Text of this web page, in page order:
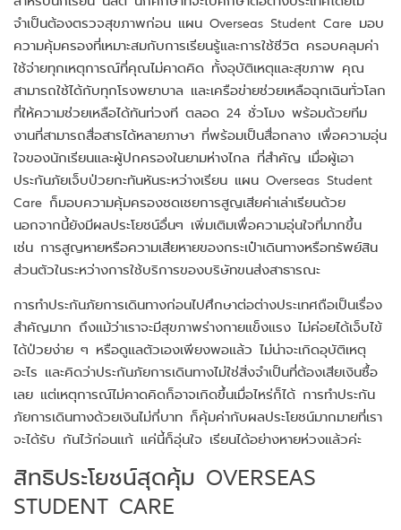
จำเป็นต้องตรวจสุขภาพก่อน แผน Overseas Student Care มอบ
ความคุ้มครองที่เหมาะสมกับการเรียนรู้และการใช้ชีวิต ครอบคลุมค่า
ใช้จ่ายทุกเหตุการณ์ที่คุณไม่คาดคิด ทั้งอุบัติเหตุและสุขภาพ คุณ
สามารถใช้ได้กับทุกโรงพยาบาล และเครือข่ายช่วยเหลือฉุกเฉินทั่วโลก
ที่ให้ความช่วยเหลือได้ทันท่วงที ตลอด 24 ชั่วโมง พร้อมด้วยทีม
งานที่สามารถสื่อสารได้หลายภาษา ที่พร้อมเป็นสื่อกลาง เพื่อความอุ่น
ใจของนักเรียนและผู้ปกครองในยามห่างไกล ที่สำคัญ เมื่อผู้เอา
ประกันภัยเจ็บป่วยกะทันหันระหว่างเรียน แผน Overseas Student
Care ก็มอบความคุ้มครองชดเชยการสูญเสียค่าเล่าเรียนด้วย
นอกจากนี้ยังมีผลประโยชน์อื่นๆ เพิ่มเติมเพื่อความอุ่นใจที่มากขึ้น
เช่น การสูญหายหรือความเสียหายของกระเป๋าเดินทางหรือทรัพย์สิน
ส่วนตัวในระหว่างการใช้บริการของบริษัทขนส่งสาธารณะ
การทำประกันภัยการเดินทางก่อนไปศึกษาต่อต่างประเทศถือเป็นเรื่อง
สำคัญมาก ถึงแม้ว่าเราจะมีสุขภาพร่างกายแข็งแรง ไม่ค่อยได้เจ็บไข้
ได้ป่วยง่าย ๆ หรือดูแลตัวเองเพียงพอแล้ว ไม่น่าจะเกิดอุบัติเหตุ
อะไร และคิดว่าประกันภัยการเดินทางไม่ใช่สิ่งจำเป็นที่ต้องเสียเงินซื้อ
เลย แต่เหตุการณ์ไม่คาดคิดก็อาจเกิดขึ้นเมื่อไหร่ก็ได้ การทำประกัน
ภัยการเดินทางด้วยเงินไม่กี่บาท ก็คุ้มค่ากับผลประโยชน์มากมายที่เรา
จะได้รับ กันไว้ก่อนแก้ แค่นี้ก็อุ่นใจ เรียนได้อย่างหายห่วงแล้วค่ะ
สิทธิประโยชน์สุดคุ้ม OVERSEAS
STUDENT CARE